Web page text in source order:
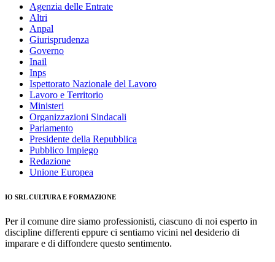
Agenzia delle Entrate
Altri
Anpal
Giurisprudenza
Governo
Inail
Inps
Ispettorato Nazionale del Lavoro
Lavoro e Territorio
Ministeri
Organizzazioni Sindacali
Parlamento
Presidente della Repubblica
Pubblico Impiego
Redazione
Unione Europea
IO SRL CULTURA E FORMAZIONE
Per il comune dire siamo professionisti, ciascuno di noi esperto in
discipline differenti eppure ci sentiamo vicini nel desiderio di
imparare e di diffondere questo sentimento.